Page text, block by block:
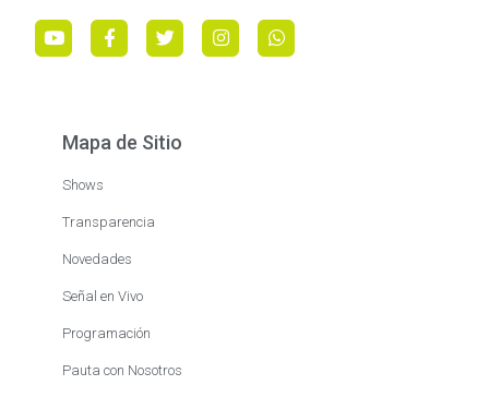
Mapa de Sitio
Shows
Transparencia
Novedades
Señal en Vivo
Programación
Pauta con Nosotros